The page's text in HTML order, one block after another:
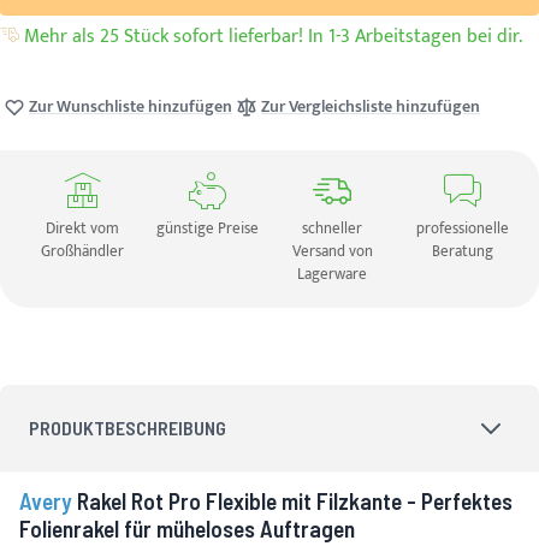
Mehr als 25 Stück sofort lieferbar! In 1-3 Arbeitstagen bei dir.
Zur Wunschliste hinzufügen Zur Vergleichsliste hinzufügen
Direkt vom
Großhändler
günstige Preise
schneller
Versand von
Lagerware
professionelle
Beratung
PRODUKTBESCHREIBUNG
Avery Rakel Rot Pro Flexible mit Filzkante - Perfektes
Folienrakel für müheloses Auftragen